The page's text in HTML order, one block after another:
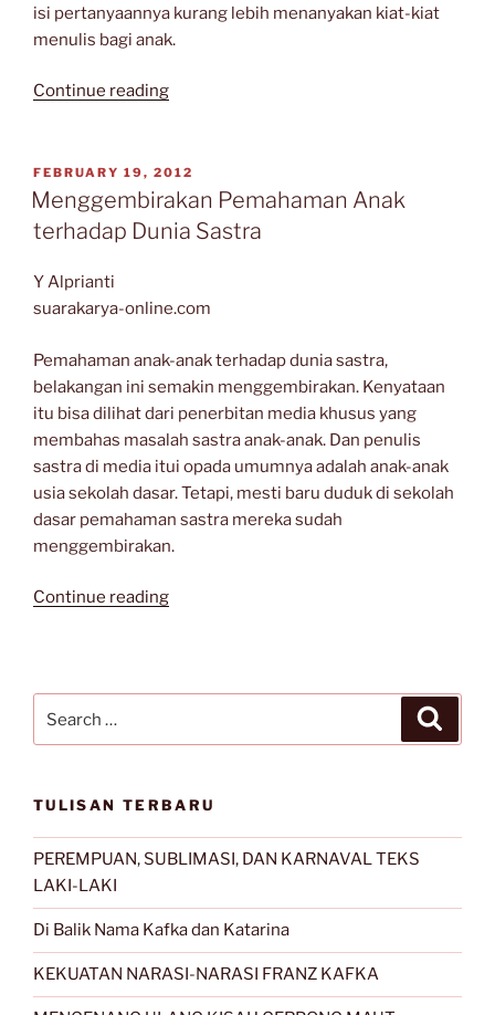
isi pertanyaannya kurang lebih menanyakan kiat-kiat
menulis bagi anak.
Continue reading“Rumitkah
pada
Anak?”
POSTED
ON
FEBRUARY 19, 2012
Menggembirakan Pemahaman Anak
terhadap Dunia Sastra
Y Alprianti
suarakarya-online.com
Pemahaman anak-anak terhadap dunia sastra,
belakangan ini semakin menggembirakan. Kenyataan
itu bisa dilihat dari penerbitan media khusus yang
membahas masalah sastra anak-anak. Dan penulis
sastra di media itui opada umumnya adalah anak-anak
usia sekolah dasar. Tetapi, mesti baru duduk di sekolah
dasar pemahaman sastra mereka sudah
menggembirakan.
Continue reading“Menggembirakan
for:
TULISAN TERBARU
PEREMPUAN, SUBLIMASI, DAN KARNAVAL TEKS
LAKI-LAKI
Di Balik Nama Kafka dan Katarina
KEKUATAN NARASI-NARASI FRANZ KAFKA